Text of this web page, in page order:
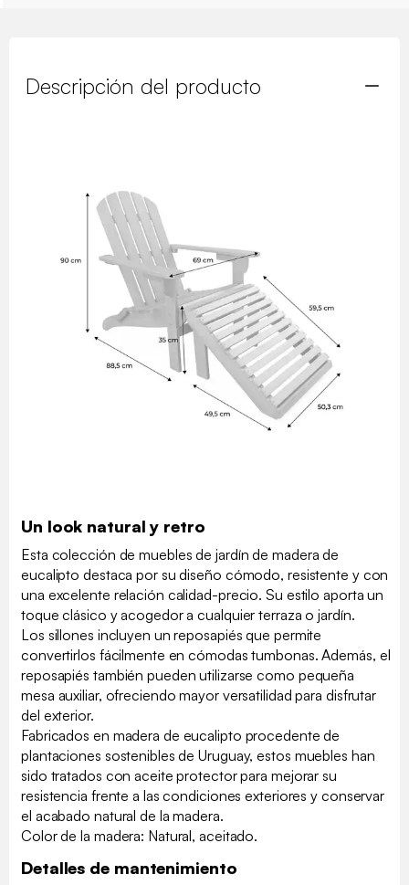
Descripción del producto
Un look natural y retro
Esta colección de muebles de jardín de madera de
eucalipto destaca por su diseño cómodo, resistente y con
una excelente relación calidad-precio. Su estilo aporta un
toque clásico y acogedor a cualquier terraza o jardín.
Los sillones incluyen un reposapiés que permite
convertirlos fácilmente en cómodas tumbonas. Además, el
reposapiés también pueden utilizarse como pequeña
mesa auxiliar, ofreciendo mayor versatilidad para disfrutar
del exterior.
Fabricados en madera de eucalipto procedente de
plantaciones sostenibles de Uruguay, estos muebles han
sido tratados con aceite protector para mejorar su
resistencia frente a las condiciones exteriores y conservar
el acabado natural de la madera.
Color de la madera: Natural, aceitado.
Detalles de mantenimiento